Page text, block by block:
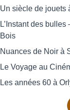
Un siècle de jouets
L’Instant des
Bois
Nuances de Noir à
Le Voyage au
Les années 60 à